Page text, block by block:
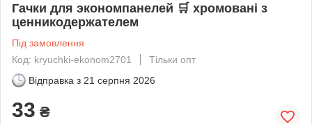
Гачки для экономпанелей 🛒 хромовані з
ценникодержателем
Під замовлення
Код: kryuchki-ekonom2701
Тільки опт
Відправка з 21 серпня 2026
33 ₴